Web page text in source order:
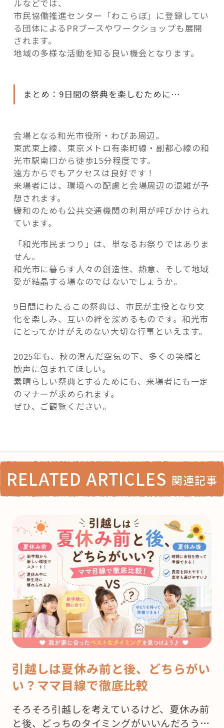
ルなどでは、
市民協働推進センター「わこらぼ」に登録してい
る団体によるPRブースやワークショップも展開
されます。
地域の多様な活動を知る良い機会となります。
まとめ：9日間の祭典を楽しむために…
会場となる和光市役所・わぴあ周辺。
東武東上線、東京メトロ有楽町線・副都心線の和
光市駅南口から徒歩15分程度です。
遠方からでもアクセスは良好です！
来場者には、環境への配慮と会場周辺の混雑が予
想されます。
緩和のためも公共交通機関の利用が呼びかけられ
ています。
「和光市民まつり」は、単なるお祭りではありま
せん。
和光市に暮らす人々の創造性、熱意、そして地域
愛が結晶する場なのではないでしょうか。
9日間にわたるこの祭典は、市民が主役となり文
化を楽しみ、互いの絆を深めるものです。和光市
にとってかけがえのない大切な行事といえます。
2025年も、秋の澄んだ空気の下、多くの笑顔と
歓声に包まれてほしい。
素晴らしい祭典とするためにも、来場者にも一定
のマナーが求められます。
ぜひ、ご観覧ください。
RELATED ARTICLES 関連記事
引越しは夏休み前と後、どちらがい
い？ママ目線で徹底比較
そろそろ引越しを考えているけど、夏休み前
と後、どっちのタイミングがいいんだろう…